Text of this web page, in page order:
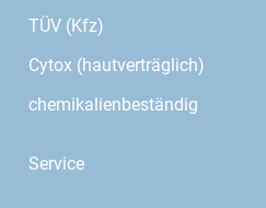
TÜV (Kfz)
Cytox (hautverträglich)
chemikalienbeständig
Service